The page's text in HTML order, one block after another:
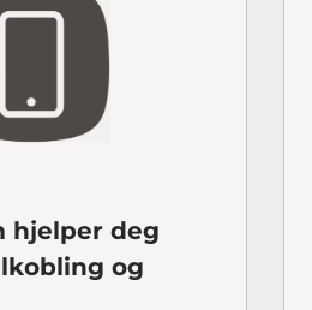
hjelper deg
og